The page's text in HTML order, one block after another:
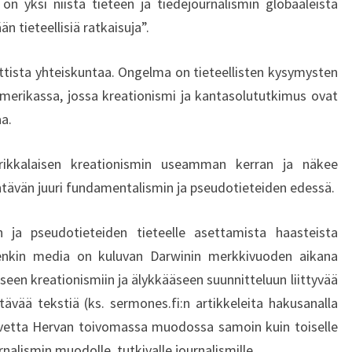
I
A
S
T
O
E
L
M
A
N
tieteellisiä ratkaisuja”.
yhteiskuntaa. Ongelma on tieteellisten kysymysten
jossa kreationismi ja kantasolututkimus ovat
kreationismin useamman kerran ja näkee
juuri fundamentalismin ja pseudotieteiden edessä.
ja pseudotieteiden tieteelle asettamista haasteista
media on kuluvan Darwinin merkkivuoden aikana
kreationismiin ja älykkääseen suunnitteluun liittyvää
tekstiä (ks. sermones.fi:n artikkeleita hakusanalla
Hervan toivomassa muodossa samoin kuin toiselle